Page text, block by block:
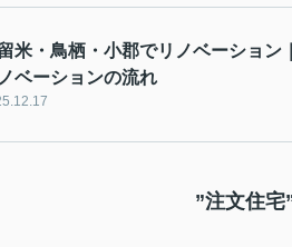
米・鳥栖・小郡でリノベーション
ベーションの流れ
”注文住宅